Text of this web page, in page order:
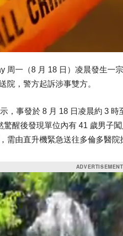
周一（8 月 18 日）凌晨發生
院，警方起訴涉事雙方。
，事發於 8 月 18 日凌晨約 3
驚醒後發現單位內有 41 歲男子
需由直升機緊急送往多倫多醫院